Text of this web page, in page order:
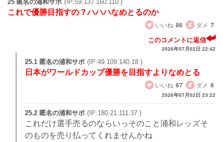
25 匿名の浦和サポ (IP:59.137.160.110 )
これで優勝目指すの？ハハハなめとるのか
いいね 86 ダメ 7
このコメントに返信
2026年07月02日 22:42
25.1 匿名の浦和サポ (IP:49.109.140.18 )
日本がワールドカップ優勝を目指すよりなめとる
いいね 67 ダメ 6
2026年07月02日 23:22
25.2 匿名の浦和サポ (IP:180.21.111.37 )
これだけ選手売るのならいっそのこと浦和レッズそ
のものを売り払ってくれませんかね